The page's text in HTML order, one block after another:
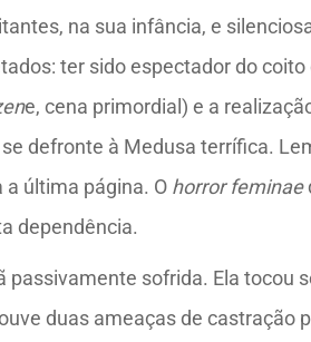
na sua infância, e
ter sido espectador do
e, cena primordial) e a
defronte à Medusa terrífica.
última página. O horror feminae
dependência.
passivamente sofrida. Ela tocou
duas ameaças de castração